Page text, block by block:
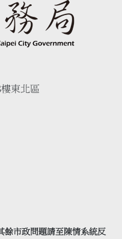
東北區
餘市政問題請至陳情系統反